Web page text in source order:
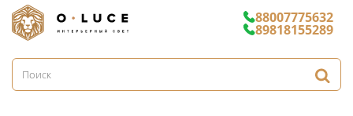
88007775632
89818155289